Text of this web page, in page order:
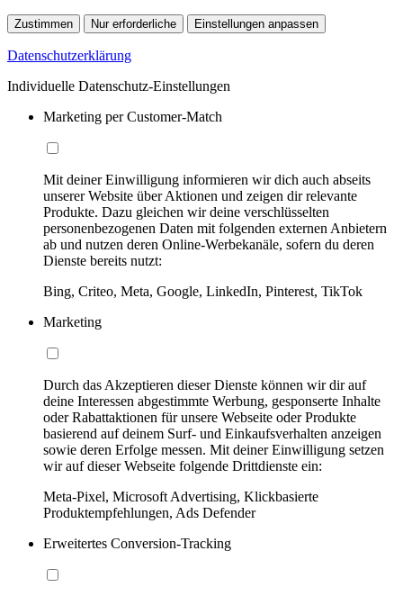
Zustimmen Nur erforderliche Einstellungen anpassen
Datenschutzerklärung
Individuelle Datenschutz-Einstellungen
Marketing per Customer-Match
Mit deiner Einwilligung informieren wir dich auch abseits
unserer Website über Aktionen und zeigen dir relevante
Produkte. Dazu gleichen wir deine verschlüsselten
personenbezogenen Daten mit folgenden externen Anbietern
ab und nutzen deren Online-Werbekanäle, sofern du deren
Dienste bereits nutzt:
Bing, Criteo, Meta, Google, LinkedIn, Pinterest, TikTok
Marketing
Durch das Akzeptieren dieser Dienste können wir dir auf
deine Interessen abgestimmte Werbung, gesponserte Inhalte
oder Rabattaktionen für unsere Webseite oder Produkte
basierend auf deinem Surf- und Einkaufsverhalten anzeigen
sowie deren Erfolge messen. Mit deiner Einwilligung setzen
wir auf dieser Webseite folgende Drittdienste ein:
Meta-Pixel, Microsoft Advertising, Klickbasierte
Produktempfehlungen, Ads Defender
Erweitertes Conversion-Tracking